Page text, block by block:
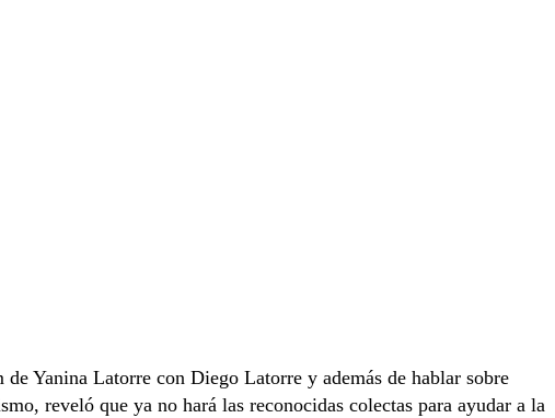
Yanina Latorre con Diego Latorre y además de hablar sobre
reveló que ya no hará las reconocidas colectas para ayudar a la